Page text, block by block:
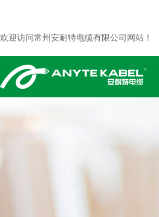
欢迎访问常州安耐特电缆有限公司网站！